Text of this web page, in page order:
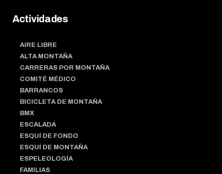
Actividades
AIRE LIBRE
ALTA MONTAÑA
CARRERAS POR MONTAÑA
COMITÉ MÉDICO
BARRANCOS
BICICLETA DE MONTAÑA
BMX
ESCALADA
ESQUÍ DE FONDO
ESQUÍ DE MONTAÑA
ESPELEOLOGÍA
FAMILIAS